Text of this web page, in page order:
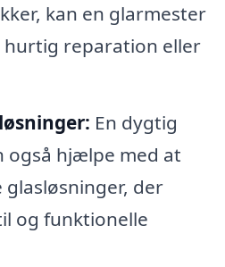
kan en glarmester
reparation eller
En dygtig
også hjælpe med at
glasløsninger, der
og funktionelle